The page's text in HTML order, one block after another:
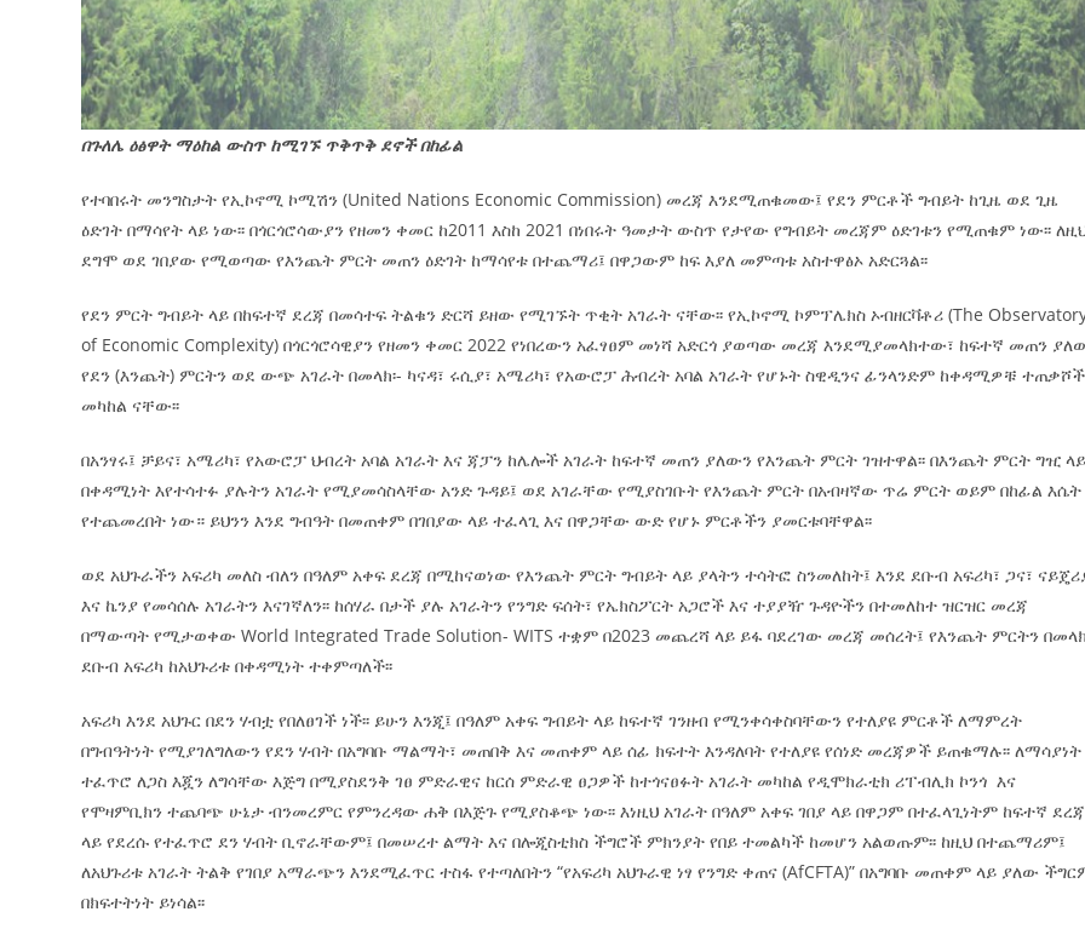
በጉለሌ ዕፅዋት ማዕከል ውስጥ ከሚገኙ ጥቅጥቅ ደኖች በከፊል
የተባበሩት መንግስታት የኢኮኖሚ ኮሚሽን (United Nations Economic Commission) መረጃ እንደሚጠቁመው፤ የደን ምርቶች ግብይት ከጊዜ ወደ ጊዜ
ዕድገት በማሳየት ላይ ነው፡፡ በጎርጎሮሳውያን የዘመን ቀመር ከ2011 እስከ 2021 በነበሩት ዓመታት ውስጥ የታየው የግብይት መረጃም ዕድገቱን የሚጠቁም ነው፡፡
ደግሞ ወደ ገበያው የሚወጣው የእንጨት ምርት መጠን ዕድገት ከማሳየቱ በተጨማሪ፤ በዋጋውም ከፍ እያለ መምጣቱ አስተዋፅኦ አድርጓል፡፡
የደን ምርት ግብይት ላይ በከፍተኛ ደረጃ በመሳተፍ ትልቁን ድርሻ ይዘው የሚገኙት ጥቂት አገራት ናቸው፡፡ የኢኮኖሚ ኮምፕሌክስ ኦብዘርቫቶሪ (The
of Economic Complexity) በጎርጎሮሳዊያን የዘመን ቀመር 2022 የነበረውን አፈፃፀም መነሻ አድርጎ ያወጣው መረጃ እንደሚያመላክተው፣ ከፍተኛ መጠን
የደን (እንጨት) ምርትን ወደ ውጭ አገራት በመላክ፡- ካናዳ፣ ሩሲያ፣ አሜሪካ፣ የአውሮፓ ሕብረት አባል አገራት የሆኑት ስዊዲንና ፊንላንድም ከቀዳሚዎቹ ተጠቃሾች
መካከል ናቸው፡፡
በአንፃሩ፤ ቻይና፣ አሜሪካ፣ የአውሮፓ ህብረት አባል አገራት እና ጃፓን ከሌሎች አገራት ከፍተኛ መጠን ያለውን የእንጨት ምርት ገዝተዋል፡፡ በእንጨት ምርት ግዢ
በቀዳሚነት እየተሳተፉ ያሉትን አገራት የሚያመሳስላቸው አንድ ጉዳይ፤ ወደ አገራቸው የሚያስገቡት የእንጨት ምርት በአብዛኛው ጥሬ ምርት ወይም በከፊል እሴት
የተጨመረበት ነው። ይህንን እንደ ግብዓት በመጠቀም በገበያው ላይ ተፈላጊ እና በዋጋቸው ውድ የሆኑ ምርቶችን ያመርቱባቸዋል፡፡
ወደ አህጉራችን አፍሪካ መለስ ብለን በዓለም አቀፍ ደረጃ በሚከናወነው የእንጨት ምርት ግብይት ላይ ያላትን ተሳትፎ ስንመለከት፤ እንደ ደቡብ አፍሪካ፣ ጋና፣
እና ኬንያ የመሳሰሉ አገራትን እናገኛለን፡፡ ከሰሃራ በታች ያሉ አገራትን የንግድ ፍሰት፣ የኤክስፖርት አጋሮች እና ተያያዥ ጉዳዮችን በተመለከተ ዝርዝር መረጃ
በማውጣት የሚታወቀው World Integrated Trade Solution- WITS ተቋም በ2023 መጨረሻ ላይ ይፋ ባደረገው መረጃ መሰረት፤ የእንጨት ምርትን
ደቡብ አፍሪካ ከአህጉሪቱ በቀዳሚነት ተቀምጣለች፡፡
አፍሪካ እንደ አህጉር በደን ሃብቷ የበለፀገች ነች፡፡ ይሁን እንጂ፤ በዓለም አቀፍ ግብይት ላይ ከፍተኛ ገንዘብ የሚንቀሳቀስባቸውን የተለያዩ ምርቶች ለማምረት
በግብዓትነት የሚያገለግለውን የደን ሃብት በአግባቡ ማልማት፣ መጠበቅ እና መጠቀም ላይ ሰፊ ክፍተት እንዳለባት የተለያዩ የሰነድ መረጃዎች ይጠቁማሉ፡፡ ለማሳያነት
ተፈጥሮ ለጋስ እጇን ለግሳቸው እጅግ በሚያስደንቅ ገፀ ምድራዊና ከርሰ ምድራዊ ፀጋዎች ከተጎናፀፉት አገራት መካከል የዲሞክራቲክ ሪፐብሊክ ኮንጎ እና
የሞዛምቢክን ተጨባጭ ሁኔታ ብንመረምር የምንረዳው ሐቅ በእጅጉ የሚያስቆጭ ነው፡፡ እነዚህ አገራት በዓለም አቀፍ ገበያ ላይ በዋጋም በተፈላጊነትም ከፍተኛ ደረጃ
ላይ የደረሱ የተፈጥሮ ደን ሃብት ቢኖራቸውም፤ በመሠረተ ልማት እና በሎጂስቲክስ ችግሮች ምክንያት የበይ ተመልካች ከመሆን አልወጡም፡፡ ከዚህ በተጨማሪም፤
ለአህጉሪቱ አገራት ትልቅ የገበያ አማራጭን እንደሚፈጥር ተስፋ የተጣለበትን “የአፍሪካ አህጉራዊ ነፃ የንግድ ቀጠና (AfCFTA)” በአግባቡ መጠቀም ላይ ያለው
በክፍተትነት ይነሳል፡፡